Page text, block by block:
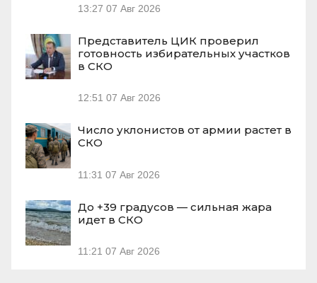
13:27 07 Авг 2026
Представитель ЦИК проверил
готовность избирательных участков
в СКО
12:51 07 Авг 2026
Число уклонистов от армии растет в
СКО
11:31 07 Авг 2026
До +39 градусов — сильная жара
идет в СКО
11:21 07 Авг 2026